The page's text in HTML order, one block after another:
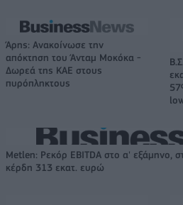
Άρης: Ανακοίνωσε την
απόκτηση του Άνταμ Μοκόκα -
Δωρεά της ΚΑΕ στους
πυρόπληκτους
Metlen: Ρεκόρ EBITDA στο α' εξάμηνο,
κέρδη 313 εκατ. ευρώ